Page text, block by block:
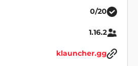
0/20
1.16.2
klauncher.gg